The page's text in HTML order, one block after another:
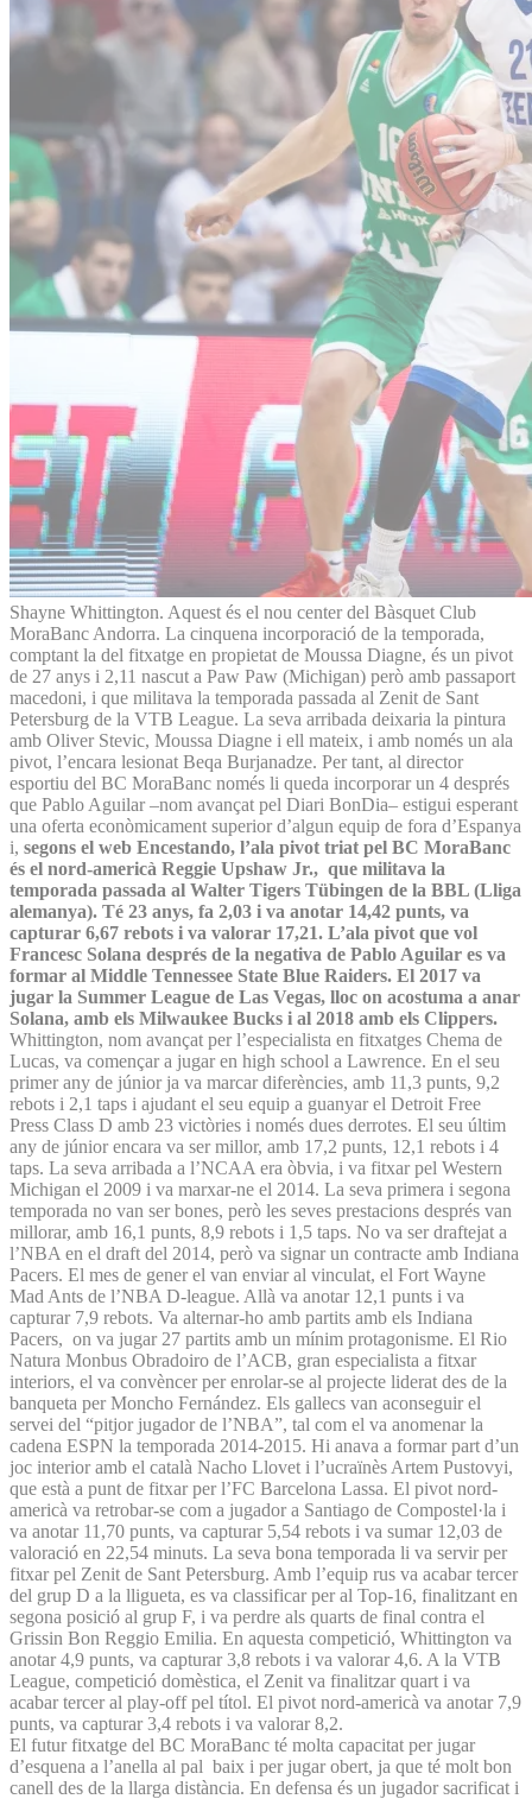
Shayne Whittington. Aquest és el nou center del Bàsquet Club
MoraBanc Andorra. La cinquena incorporació de la temporada,
comptant la del fitxatge en propietat de Moussa Diagne, és un pivot
de 27 anys i 2,11 nascut a Paw Paw (Michigan) però amb passaport
macedoni, i que militava la temporada passada al Zenit de Sant
Petersburg de la VTB League. La seva arribada deixaria la pintura
amb Oliver Stevic, Moussa Diagne i ell mateix, i amb només un ala
pivot, l’encara lesionat Beqa Burjanadze. Per tant, al director
esportiu del BC MoraBanc només li queda incorporar un 4 després
que Pablo Aguilar –nom avançat pel Diari BonDia– estigui esperant
una oferta econòmicament superior d’algun equip de fora d’Espanya
i, segons el web Encestando, l’ala pivot triat pel BC MoraBanc
és el nord-americà Reggie Upshaw Jr., que militava la
temporada passada al Walter Tigers Tübingen de la BBL (Lliga
alemanya). Té 23 anys, fa 2,03 i va anotar 14,42 punts, va
capturar 6,67 rebots i va valorar 17,21. L’ala pivot que vol
Francesc Solana després de la negativa de Pablo Aguilar es va
formar al Middle Tennessee State Blue Raiders. El 2017 va
jugar la Summer League de Las Vegas, lloc on acostuma a anar
Solana, amb els Milwaukee Bucks i al 2018 amb els Clippers.
Whittington, nom avançat per l’especialista en fitxatges Chema de
Lucas, va començar a jugar en high school a Lawrence. En el seu
primer any de júnior ja va marcar diferències, amb 11,3 punts, 9,2
rebots i 2,1 taps i ajudant el seu equip a guanyar el Detroit Free
Press Class D amb 23 victòries i només dues derrotes. El seu últim
any de júnior encara va ser millor, amb 17,2 punts, 12,1 rebots i 4
taps. La seva arribada a l’NCAA era òbvia, i va fitxar pel Western
Michigan el 2009 i va marxar-ne el 2014. La seva primera i segona
temporada no van ser bones, però les seves prestacions després van
millorar, amb 16,1 punts, 8,9 rebots i 1,5 taps. No va ser draftejat a
l’NBA en el draft del 2014, però va signar un contracte amb Indiana
Pacers. El mes de gener el van enviar al vinculat, el Fort Wayne
Mad Ants de l’NBA D-league. Allà va anotar 12,1 punts i va
capturar 7,9 rebots. Va alternar-ho amb partits amb els Indiana
Pacers, on va jugar 27 partits amb un mínim protagonisme. El Rio
Natura Monbus Obradoiro de l’ACB, gran especialista a fitxar
interiors, el va convèncer per enrolar-se al projecte liderat des de la
banqueta per Moncho Fernández. Els gallecs van aconseguir el
servei del “pitjor jugador de l’NBA”, tal com el va anomenar la
cadena ESPN la temporada 2014-2015. Hi anava a formar part d’un
joc interior amb el català Nacho Llovet i l’ucraïnès Artem Pustovyi,
que està a punt de fitxar per l’FC Barcelona Lassa. El pivot nord-
americà va retrobar-se com a jugador a Santiago de Compostel·la i
va anotar 11,70 punts, va capturar 5,54 rebots i va sumar 12,03 de
valoració en 22,54 minuts. La seva bona temporada li va servir per
fitxar pel Zenit de Sant Petersburg. Amb l’equip rus va acabar tercer
del grup D a la lligueta, es va classificar per al Top-16, finalitzant en
segona posició al grup F, i va perdre als quarts de final contra el
Grissin Bon Reggio Emilia. En aquesta competició, Whittington va
anotar 4,9 punts, va capturar 3,8 rebots i va valorar 4,6. A la VTB
League, competició domèstica, el Zenit va finalitzar quart i va
acabar tercer al play-off pel títol. El pivot nord-americà va anotar 7,9
punts, va capturar 3,4 rebots i va valorar 8,2.
El futur fitxatge del BC MoraBanc té molta capacitat per jugar
d’esquena a l’anella al pal baix i per jugar obert, ja que té molt bon
canell des de la llarga distància. En defensa és un jugador sacrificat i